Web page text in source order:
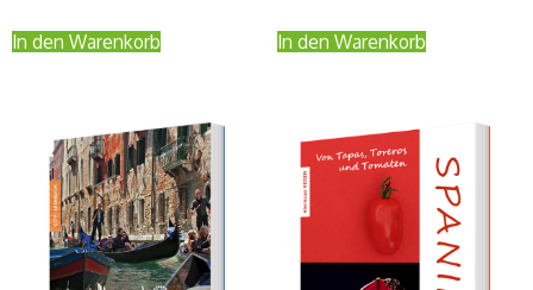
In den Warenkorb In den Warenkorb